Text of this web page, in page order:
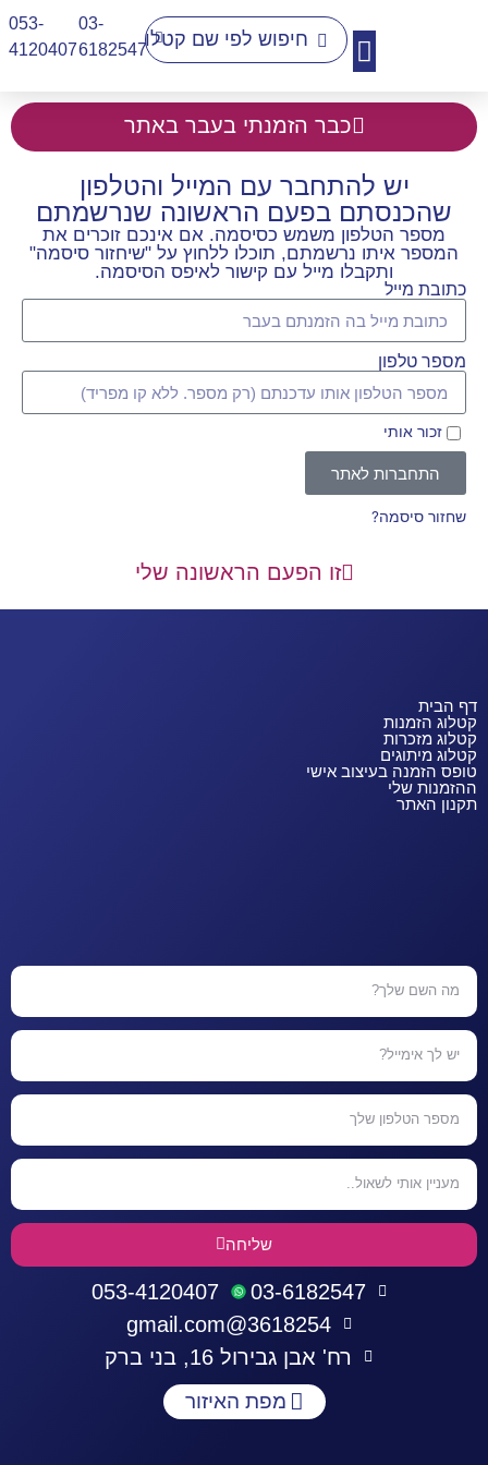
03-
6182547
053-
4120407​
כבר הזמנתי בעבר באתר
זו הפעם הראשונה שלי
יש להתחבר עם המייל והטלפון
שהכנסתם בפעם הראשונה שנרשמתם
מספר הטלפון משמש כסיסמה. אם אינכם זוכרים את
המספר איתו נרשמתם, תוכלו ללחוץ על "שיחזור סיסמה"
ותקבלו מייל עם קישור לאיפס הסיסמה.
כתובת מייל
מספר טלפון
זכור אותי
התחברות לאתר
שחזור סיסמה?
דף הבית
קטלוג הזמנות
קטלוג מזכרות
קטלוג מיתוגים
טופס הזמנה בעיצוב אישי
ההזמנות שלי
תקנון האתר
שליחה
03-6182547
053-4120407
3618254@gmail.com
רח' אבן גבירול 16, בני ברק
מפת האיזור